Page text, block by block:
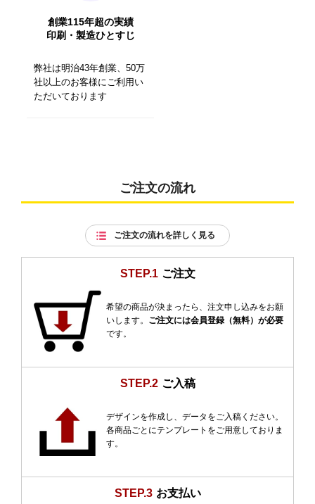
創業115年超の実績
印刷・製造ひとすじ
弊社は明治43年創業、50万
社以上のお客様にご利用い
ただいております
ご注文の流れ
ご注文の流れを詳しく見る
STEP.1 ご注文
希望の商品が決まったら、注文申し込みをお願
いします。 ご注文には会員登録（無料）が必要
です。
STEP.2 ご入稿
デザインを作成し、データをご入稿ください。
各商品ごとにテンプレートをご用意しておりま
す。
STEP.3 お支払い